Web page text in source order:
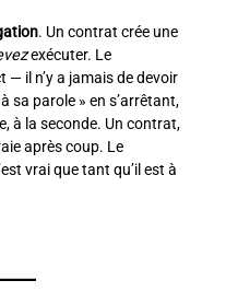
. Un contrat crée une
exécuter. Le
— il n’y a jamais de devoir
sa parole » en s’arrêtant,
à la seconde. Un contrat,
après coup. Le
vrai que tant qu’il est à